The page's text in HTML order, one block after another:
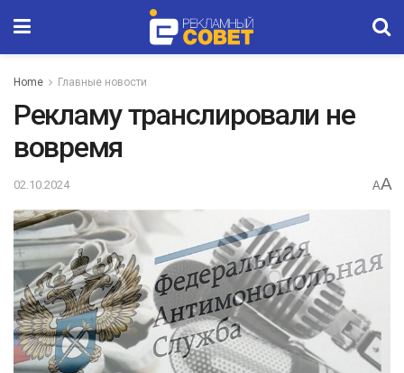
Home Главные новости
Рекламу транслировали не
вовремя
02.10.2024 AA